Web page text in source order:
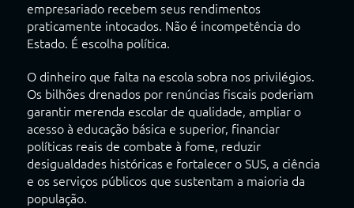
empresariado recebem seus rendimentos
praticamente intocados. Não é incompetência do
Estado. É escolha política.
O dinheiro que falta na escola sobra nos privilégios.
Os bilhões drenados por renúncias fiscais poderiam
garantir merenda escolar de qualidade, ampliar o
acesso à educação básica e superior, financiar
políticas reais de combate à fome, reduzir
desigualdades históricas e fortalecer o SUS, a ciência
e os serviços públicos que sustentam a maioria da
população.